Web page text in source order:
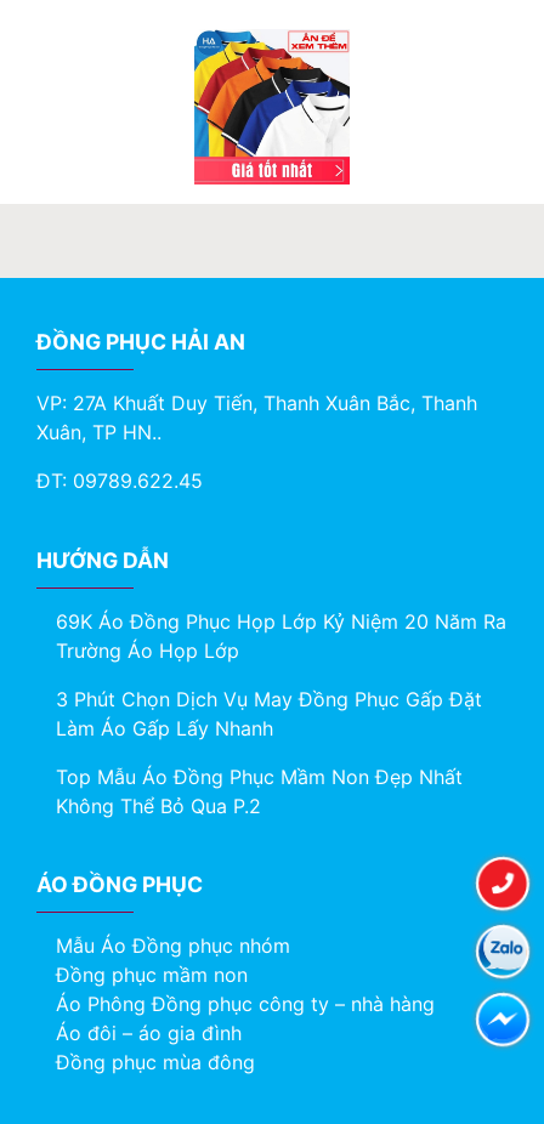
ĐỒNG PHỤC HẢI AN
VP: 27A Khuất Duy Tiến, Thanh Xuân Bắc, Thanh
Xuân, TP HN..
ĐT: 09789.622.45
HƯỚNG DẪN
69K Áo Đồng Phục Họp Lớp Kỷ Niệm 20 Năm Ra
Trường Áo Họp Lớp
3 Phút Chọn Dịch Vụ May Đồng Phục Gấp Đặt
Làm Áo Gấp Lấy Nhanh
Top Mẫu Áo Đồng Phục Mầm Non Đẹp Nhất
Không Thể Bỏ Qua P.2
ÁO ĐỒNG PHỤC
Mẫu Áo Đồng phục nhóm
Đồng phục mầm non
Áo Phông Đồng phục công ty – nhà hàng
Áo đôi – áo gia đình
Đồng phục mùa đông